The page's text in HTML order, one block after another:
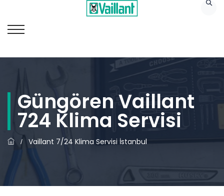
Güngören Vaillant
724 Klima Servisi
/ Vaillant 7/24 Klima Servisi İstanbul